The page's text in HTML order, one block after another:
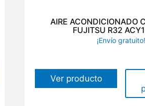
AIRE ACONDICIONADO
FUJITSU R32
¡Envío gratuito!
Ver producto